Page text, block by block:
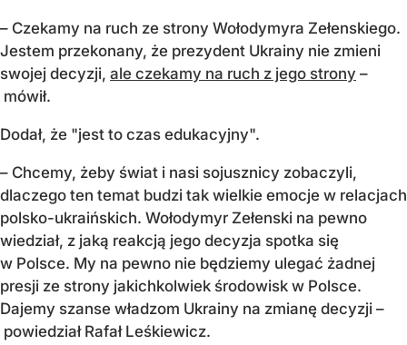
– Czekamy na ruch ze strony Wołodymyra Zełenskiego.
Jestem przekonany, że prezydent Ukrainy nie zmieni
swojej decyzji, ale czekamy na ruch z jego strony –
mówił.
Dodał, że "jest to czas edukacyjny".
– Chcemy, żeby świat i nasi sojusznicy zobaczyli,
dlaczego ten temat budzi tak wielkie emocje w relacjach
polsko-ukraińskich. Wołodymyr Zełenski na pewno
wiedział, z jaką reakcją jego decyzja spotka się
w Polsce. My na pewno nie będziemy ulegać żadnej
presji ze strony jakichkolwiek środowisk w Polsce.
Dajemy szanse władzom Ukrainy na zmianę decyzji –
powiedział Rafał Leśkiewicz.